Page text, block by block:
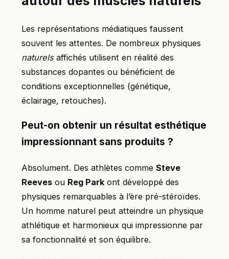
Les représentations médiatiques faussent
souvent les attentes. De nombreux physiques
naturelsaffichés utilisent en réalité des
substances dopantes ou bénéficient de
conditions exceptionnelles (génétique,
éclairage, retouches).
Peut-on obtenir un résultat esthétique
impressionnant sans produits ?
Absolument. Des athlètes comme Steve
Reeves ou Reg Park ont développé des
physiques remarquables à l’ère pré-stéroïdes.
Un homme naturel peut atteindre un physique
athlétique et harmonieux qui impressionne par
sa fonctionnalité et son équilibre.